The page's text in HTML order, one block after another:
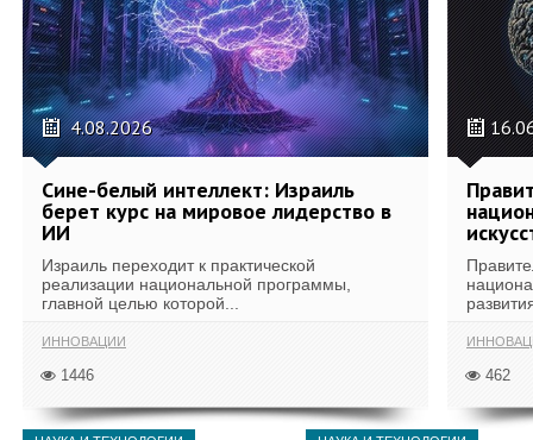
4.08.2026
Сине-белый интеллект: Израиль
берет курс на мировое лидерство в
ИИ
Израиль переходит к практической
реализации национальной программы,
главной целью которой...
ИННОВАЦИИ
1446 462